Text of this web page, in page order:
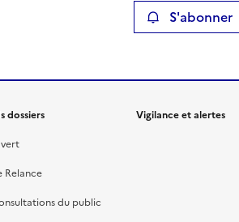
dans le presse-papier S'abonner
dossiers
vert
Relance
du public
Vigilance et alertes